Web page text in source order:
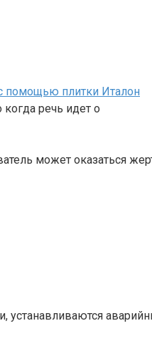
помощью плитки Италон
речь идет о
может оказаться
устанавливаются